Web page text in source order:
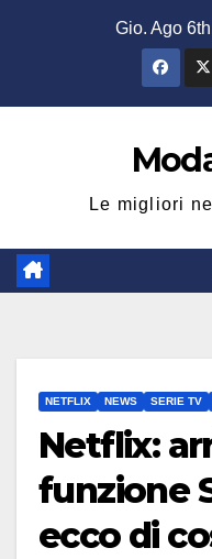
Gio. Ago
Le migliori
NETFLIX NEWS SERIE TV
Netflix:
funzione
ecco di